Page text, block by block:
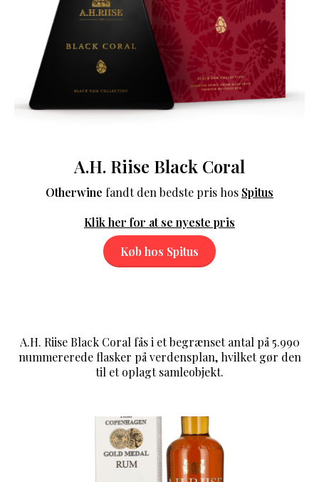
A.H. Riise Black Coral
Otherwine fandt den bedste pris hos Spitus
Klik her for at se nyeste pris
Køb hos Spitus
A.H. Riise Black Coral fås i et begrænset antal på 5.990
nummererede flasker på verdensplan, hvilket gør den
til et oplagt samleobjekt.